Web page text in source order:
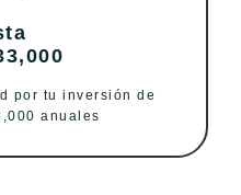
por tu inversión de
anuales